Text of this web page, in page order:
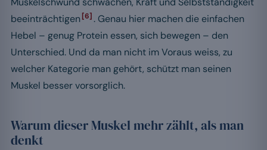
beeinträchtigen[6]. Genau hier machen die einfachen
Hebel – genug Protein essen, sich bewegen – den
Unterschied. Und da man nicht im Voraus weiss, zu
welcher Kategorie man gehört, schützt man seinen
Muskel besser vorsorglich.
Warum dieser Muskel mehr zählt, als man
denkt